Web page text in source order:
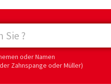
oder Namen
Zahnspange oder Müller)